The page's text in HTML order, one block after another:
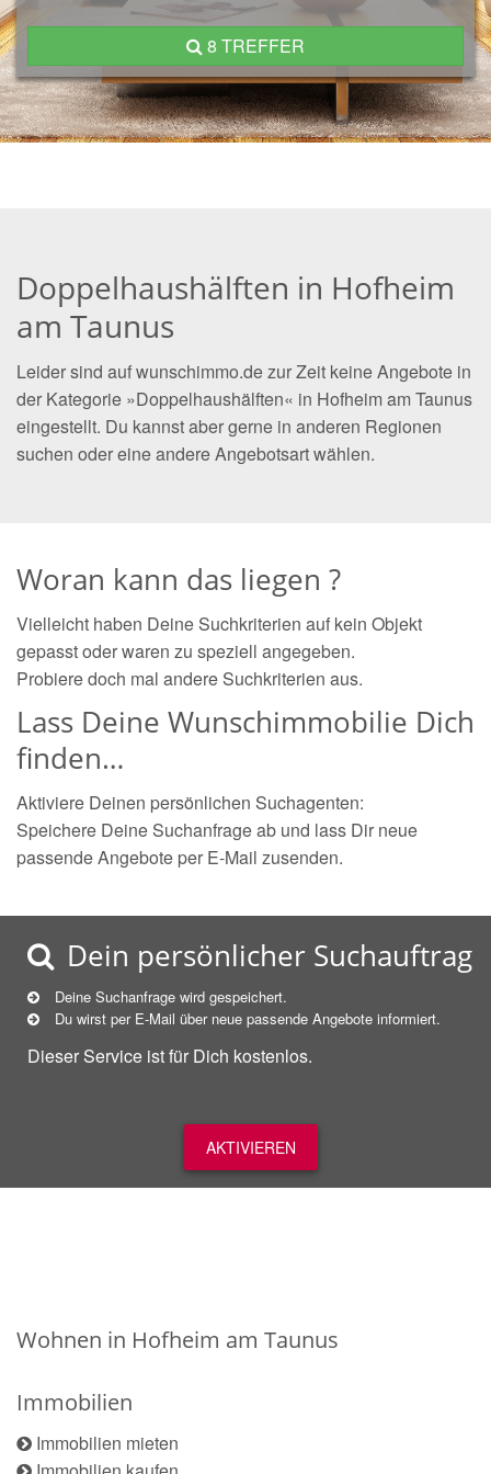
8 TREFFER
Doppelhaushälften in Hofheim
am Taunus
Leider sind auf wunschimmo.de zur Zeit keine Angebote in
der Kategorie »Doppelhaushälften« in Hofheim am Taunus
eingestellt. Du kannst aber gerne in anderen Regionen
suchen oder eine andere Angebotsart wählen.
Woran kann das liegen ?
Vielleicht haben Deine Suchkriterien auf kein Objekt
gepasst oder waren zu speziell angegeben.
Probiere doch mal andere Suchkriterien aus.
Lass Deine Wunschimmobilie Dich
finden…
Aktiviere Deinen persönlichen Suchagenten:
Speichere Deine Suchanfrage ab und lass Dir neue
passende Angebote per E-Mail zusenden.
Dein persönlicher Suchauftrag
Deine Suchanfrage wird gespeichert.
Du wirst per E-Mail über neue passende Angebote informiert.
Dieser Service ist für Dich kostenlos.
AKTIVIEREN
Wohnen in Hofheim am Taunus
Immobilien
Immobilien mieten